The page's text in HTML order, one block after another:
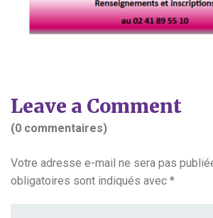
Leave a Comment
(0 commentaires)
Votre adresse e-mail ne sera pas
obligatoires sont indiqués avec *